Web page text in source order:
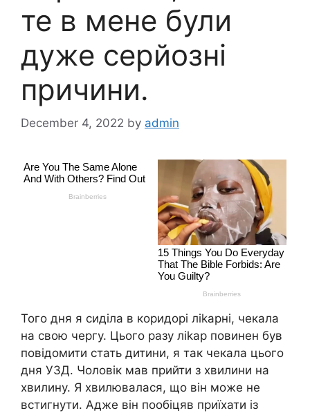
те в мене були
дуже серйозні
причини.
December 4, 2022 by admin
Того дня я сиділа в коридорі ліkарні, чекала
на свою чергу. Цього разу ліkар повинен був
повідомити стать дитини, я так чекала цього
дня УЗД. Чоловік мав прийти з хвилини на
хвилину. Я хвилювалася, що він може не
встигнути. Адже він пообіцяв приїхати із